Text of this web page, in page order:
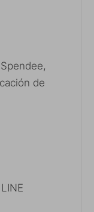
de